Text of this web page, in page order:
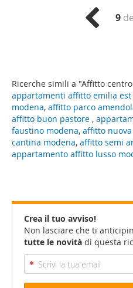
Ricerche simili a "Affitto
appartamenti affitto emilia est
modena, affitto parco
affitto buon pastore ,
faustino modena, affitto
cantina modena, affitto semi
appartamento affitto lusso
9
Crea il tuo avviso!
Non lasciare che ti
tutte le novità di questa